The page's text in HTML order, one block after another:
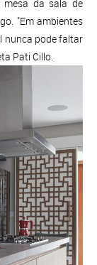
mesa da sala de
"Em ambientes
nunca pode faltar
Pati Cillo.